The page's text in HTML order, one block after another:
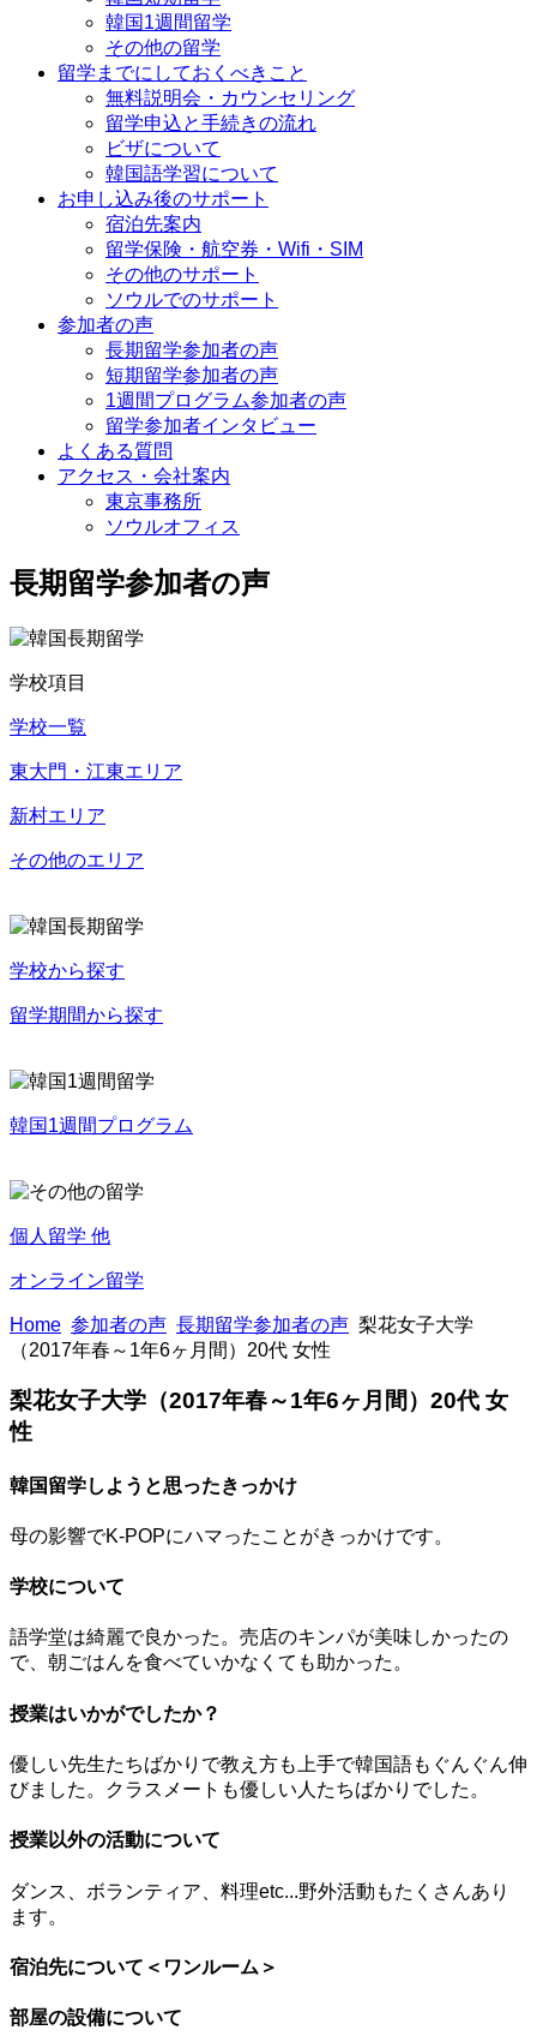
韓国1週間留学
その他の留学
留学までにしておくべきこと
無料説明会・カウンセリング
留学申込と手続きの流れ
ビザについて
韓国語学習について
お申し込み後のサポート
宿泊先案内
留学保険・航空券・Wifi・SIM
その他のサポート
ソウルでのサポート
参加者の声
長期留学参加者の声
短期留学参加者の声
1週間プログラム参加者の声
留学参加者インタビュー
よくある質問
アクセス・会社案内
東京事務所
ソウルオフィス
長期留学参加者の声
学校項目
学校一覧
東大門・江東エリア
新村エリア
その他のエリア
学校から探す
留学期間から探す
韓国1週間プログラム
個人留学 他
オンライン留学
Home 参加者の声 長期留学参加者の声 梨花女子大学
（2017年春～1年6ヶ月間）20代 女性
梨花女子大学（2017年春～1年6ヶ月間）20代 女
性
韓国留学しようと思ったきっかけ
母の影響でK-POPにハマったことがきっかけです。
学校について
語学堂は綺麗で良かった。売店のキンパが美味しかったの
で、朝ごはんを食べていかなくても助かった。
授業はいかがでしたか？
優しい先生たちばかりで教え方も上手で韓国語もぐんぐん伸
びました。クラスメートも優しい人たちばかりでした。
授業以外の活動について
ダンス、ボランティア、料理etc...野外活動もたくさんあり
ます。
宿泊先について＜ワンルーム＞
部屋の設備について